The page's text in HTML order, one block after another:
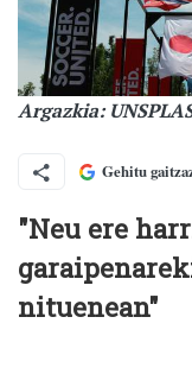
Argazkia:
Gehitu
"Neu ere
nituenean"